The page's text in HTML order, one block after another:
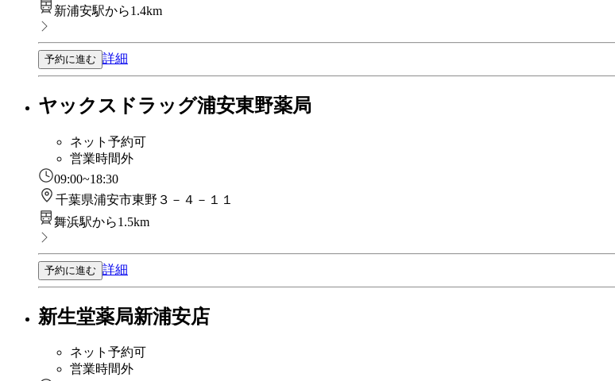
新浦安駅から1.4km
予約に進む 詳細
ヤックスドラッグ浦安東野薬局
ネット予約可
営業時間外
09:00~18:30
千葉県浦安市東野３－４－１１
舞浜駅から1.5km
予約に進む 詳細
新生堂薬局新浦安店
ネット予約可
営業時間外